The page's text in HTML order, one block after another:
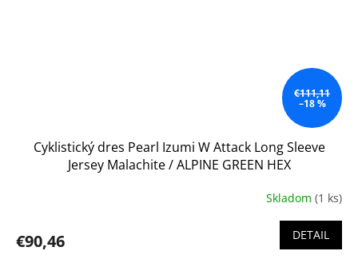
€111,11
–18 %
Cyklistický dres Pearl Izumi W Attack Long Sleeve
Jersey Malachite / ALPINE GREEN HEX
Skladom (1 ks)
€90,46 DETAIL